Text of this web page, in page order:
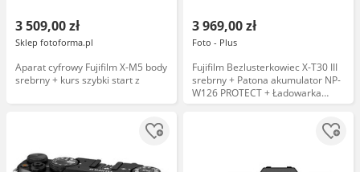
3 509,00 zł
Sklep fotoforma.pl
Aparat cyfrowy Fujifilm X-M5 body
srebrny + kurs szybki start z
3 969,00 zł
Foto - Plus
Fujifilm Bezlusterkowiec X-T30 III
srebrny + Patona akumulator NP-
W126 PROTECT + Ładowarka
podwójna Patona